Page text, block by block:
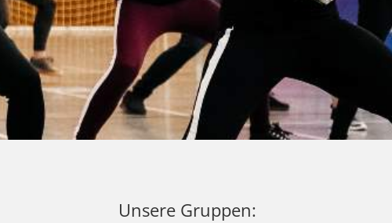
Unsere Gruppen: